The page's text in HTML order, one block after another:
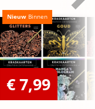
Nieuw Binnen
€ 7,99